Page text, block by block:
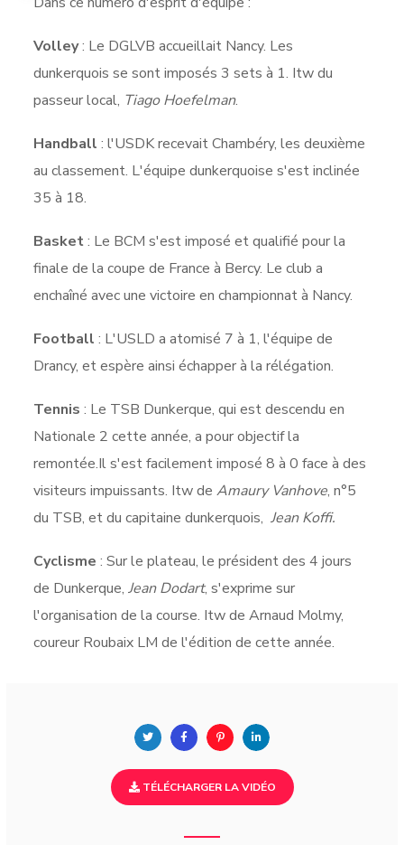
Volley: Le DGLVB accueillait Nancy. Les
dunkerquois se sont imposés 3 sets à 1. Itw du
passeur local, Tiago Hoefelman.
Handball : l'USDK recevait Chambéry, les deuxième
au classement. L'équipe dunkerquoise s'est inclinée
35 à 18.
Basket: Le BCM s'est imposé et qualifié pour la
finale de la coupe de France à Bercy. Le club a
enchaîné avec une victoire en championnat à Nancy.
Football: L'USLD a atomisé 7 à 1, l'équipe de
Drancy, et espère ainsi échapper à la rélégation.
Tennis: Le TSB Dunkerque, qui est descendu en
Nationale 2 cette année, a pour objectif la
remontée.Il s'est facilement imposé 8 à 0 face à des
visiteurs impuissants. Itw deAmaury Vanhove, n°5
du TSB, et du capitaine dunkerquois,Jean Koffi.
Cyclisme : Sur le plateau, le président des 4 jours
de Dunkerque,Jean Dodart, s'exprime sur
l'organisation de la course. Itw de Arnaud Molmy,
coureur Roubaix LM de l'édition de cette année.
TÉLÉCHARGER LA VIDÉO